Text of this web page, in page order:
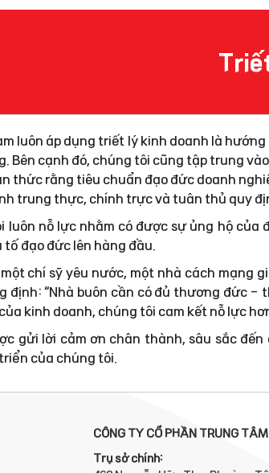
luôn áp dụng triết lý kinh doanh là
Bên cạnh đó, chúng tôi cũng tập trung
thức rằng tiêu chuẩn đạo đức doanh
trung thực, chính trực và tuân thủ quy
luôn nỗ lực nhằm có được sự ủng hộ
tố đạo đức lên hàng đầu.
chí sỹ yêu nước, một nhà cách mạng
định: “Nhà buôn cần có đủ thương đức
kinh doanh, chúng tôi cam kết nỗ lực
gửi lời cảm ơn chân thành, sâu sắc
của chúng tôi.
CÔNG TY CỔ PHẦN TRUNG
Trụ sở chính: